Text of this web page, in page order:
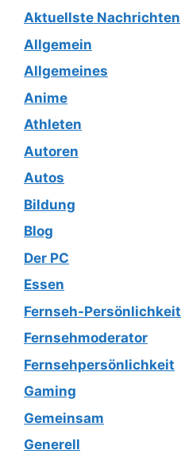
Aktuellste Nachrichten
Allgemein
Allgemeines
Anime
Athleten
Autoren
Autos
Bildung
Blog
Der PC
Essen
Fernseh-Persönlichkeit
Fernsehmoderator
Fernsehpersönlichkeit
Gaming
Gemeinsam
Generell